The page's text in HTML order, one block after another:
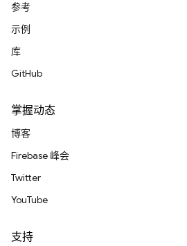
参考
示例
库
GitHub
掌握动态
博客
Firebase 峰会
Twitter
YouTube
支持